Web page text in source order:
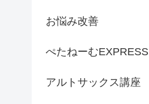
お悩み改善
ぺたねーむEXPRESS
アルトサックス講座